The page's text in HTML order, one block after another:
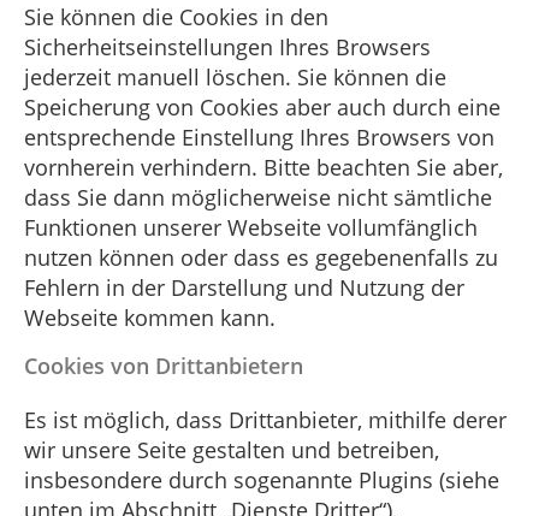
Sie können die Cookies in den
Sicherheitseinstellungen Ihres Browsers
jederzeit manuell löschen. Sie können die
Speicherung von Cookies aber auch durch eine
entsprechende Einstellung Ihres Browsers von
vornherein verhindern. Bitte beachten Sie aber,
dass Sie dann möglicherweise nicht sämtliche
Funktionen unserer Webseite vollumfänglich
nutzen können oder dass es gegebenenfalls zu
Fehlern in der Darstellung und Nutzung der
Webseite kommen kann.
Cookies von Drittanbietern
Es ist möglich, dass Drittanbieter, mithilfe derer
wir unsere Seite gestalten und betreiben,
insbesondere durch sogenannte Plugins (siehe
unten im Abschnitt „Dienste Dritter“),